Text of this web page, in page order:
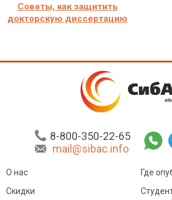
Советы, как защитить
докторскую диссертацию
8-800-350-22-65
mail@sibac.info
О нас
Скидки
Где